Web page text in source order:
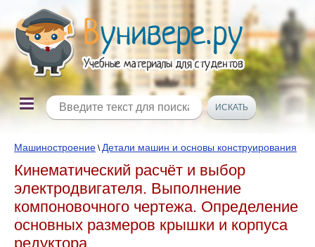
Машиностроение \ Детали машин и основы конструирования
Кинематический расчёт и выбор
электродвигателя. Выполнение
компоновочного чертежа. Определение
основных размеров крышки и корпуса
редуктора